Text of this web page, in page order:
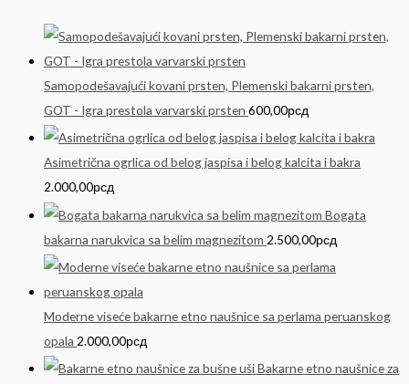
Samopodešavajući kovani prsten, Plemenski bakarni prsten,
GOT - Igra prestola varvarski prsten 600,00рсд
Asimetrična ogrlica od belog jaspisa i belog kalcita i bakra
2.000,00рсд
Bogata
bakarna narukvica sa belim magnezitom 2.500,00рсд
Moderne viseće bakarne etno naušnice sa perlama peruanskog
opala 2.000,00рсд
Bakarne etno naušnice za